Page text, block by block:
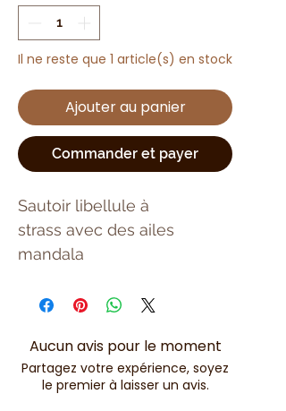
Il ne reste que 1 article(s) en stock
Ajouter au panier
Commander et payer
Sautoir libellule à
strass avec des ailes
mandala
Aucun avis pour le moment
Partagez votre expérience, soyez
le premier à laisser un avis.